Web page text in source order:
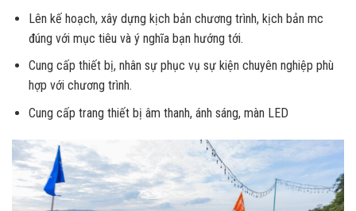
Lên kế hoạch, xây dựng kịch bản chương trình, kịch bản mc
đúng với mục tiêu và ý nghĩa bạn hướng tới.
Cung cấp thiết bị, nhân sự phục vụ sự kiện chuyên nghiệp phù
hợp với chương trình.
Cung cấp trang thiết bị âm thanh, ánh sáng, màn LED